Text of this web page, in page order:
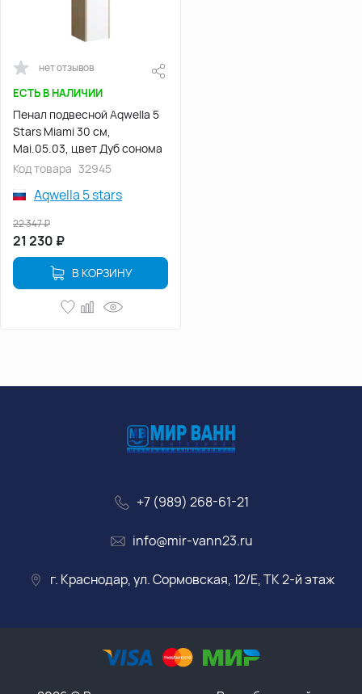
нет отзывов
ЕСТЬ В НАЛИЧИИ
Пенал подвесной Aqwella 5
Stars Miami 30 см,
Mai.05.03, цвет Дуб сонома
Код товара 32945
Aqwella 5 stars
21 230 ₽
22 347₽
В КОРЗИНУ
+7 (989) 268-61-21
info@mir-vann23.ru
г. Краснодар, ул. Сормовская, 12/Е, ТК 2-й этаж